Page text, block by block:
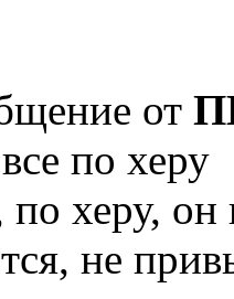
от
по херу
херу,
не